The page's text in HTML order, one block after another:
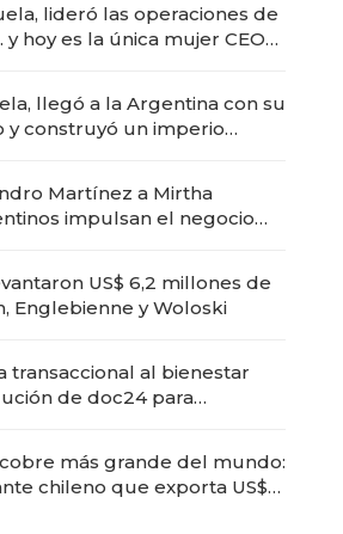
lideró las operaciones de
y hoy es la única mujer CEO
llegó a la Argentina con su
construyó un imperio
Martínez a Mirtha
impulsan el negocio
US$ 6,2 millones de
Englebienne y Woloski
transaccional al bienestar
de doc24 para
más grande del mundo:
chileno que exporta US$